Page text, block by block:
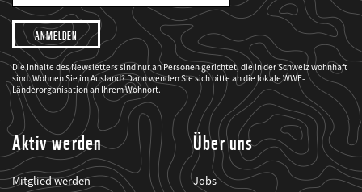
Adresse
Ich
möchte,
dass
der
WWF
mich
über
seine
Projekte
informiert.
Die Inhalte des Newsletters sind nur an Personen gerichtet, die in der Schweiz wohnhaft
sind. Wohnen Sie im Ausland? Dann wenden Sie sich bitte an die lokale WWF-
Länderorganisation an Ihrem Wohnort.
Aktiv werden
Mitglied werden
Über uns
Jobs